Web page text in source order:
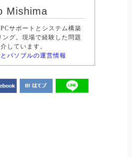
Mishima
サポートとシステム構築
ング。現場で経験した問題
しています。
パソブルの運営情報